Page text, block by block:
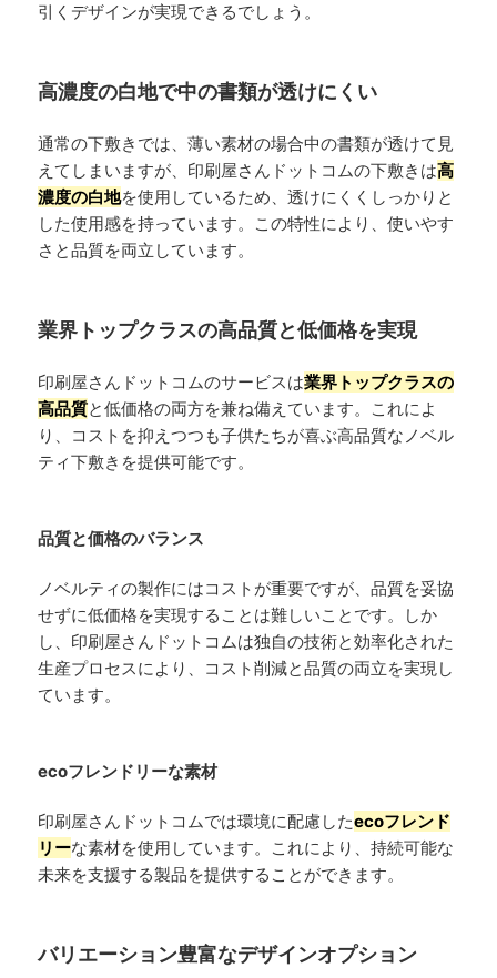
引くデザインが実現できるでしょう。
高濃度の白地で中の書類が透けにくい
通常の下敷きでは、薄い素材の場合中の書類が透けて見
えてしまいますが、印刷屋さんドットコムの下敷きは高
濃度の白地を使用しているため、透けにくくしっかりと
した使用感を持っています。この特性により、使いやす
さと品質を両立しています。
業界トップクラスの高品質と低価格を実現
印刷屋さんドットコムのサービスは業界トップクラスの
高品質と低価格の両方を兼ね備えています。これによ
り、コストを抑えつつも子供たちが喜ぶ高品質なノベル
ティ下敷きを提供可能です。
品質と価格のバランス
ノベルティの製作にはコストが重要ですが、品質を妥協
せずに低価格を実現することは難しいことです。しか
し、印刷屋さんドットコムは独自の技術と効率化された
生産プロセスにより、コスト削減と品質の両立を実現し
ています。
ecoフレンドリーな素材
印刷屋さんドットコムでは環境に配慮したecoフレンド
リーな素材を使用しています。これにより、持続可能な
未来を支援する製品を提供することができます。
バリエーション豊富なデザインオプション